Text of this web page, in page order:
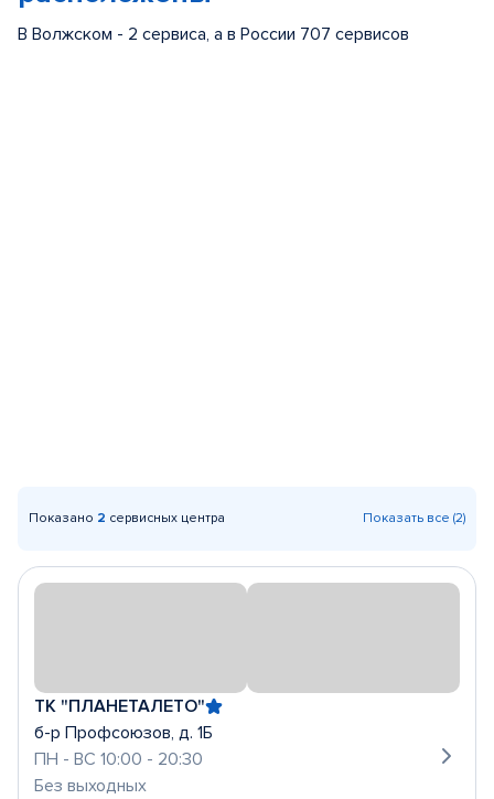
В Волжском - 2 сервиса, а в России 707 сервисов
Показано 2 сервисных центра Показать все (2)
ТК "ПЛАНЕТАЛЕТО"
б-р Профсоюзов, д. 1Б
ПН - ВС 10:00 - 20:30
Без выходных